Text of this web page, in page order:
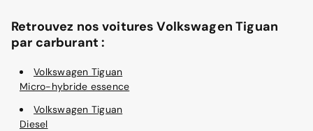
Retrouvez nos voitures Volkswagen Tiguan
par carburant :
Volkswagen Tiguan
Micro-hybride essence
Volkswagen Tiguan
Diesel